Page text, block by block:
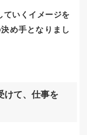
ていくイメージを
め手となりまし
けて、仕事を